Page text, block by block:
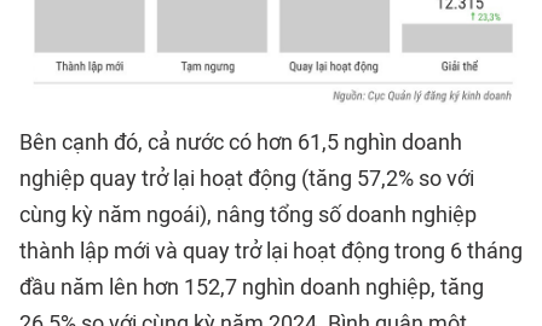
Bên cạnh đó, cả nước có hơn 61,5 nghìn doanh
nghiệp quay trở lại hoạt động (tăng 57,2% so với
cùng kỳ năm ngoái), nâng tổng số doanh nghiệp
thành lập mới và quay trở lại hoạt động trong 6 tháng
đầu năm lên hơn 152,7 nghìn doanh nghiệp, tăng